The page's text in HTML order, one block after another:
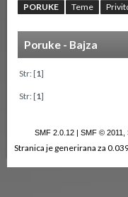
PORUKE Teme
Poruke - Bajza
Str: [1]
Str: [1]
SMF 2.0.12| SMF © 2011
Stranica je generirana za